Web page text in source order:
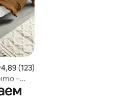
оценка: 4,89 от 5, 123
4,89 (123)
–